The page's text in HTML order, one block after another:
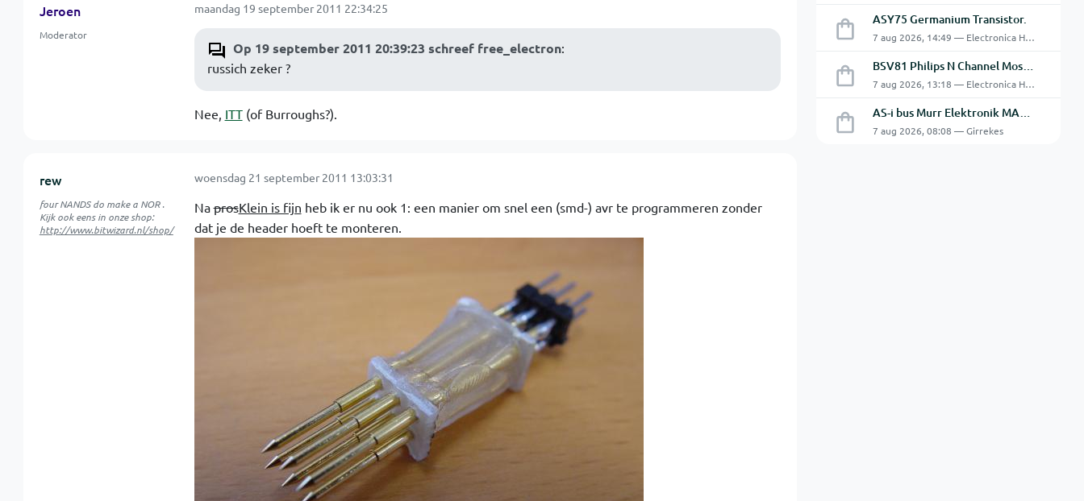
ASY75 Germanium Transistor.
7 aug 2026, 14:49 — Electronica Hobbyist
BSV81 Philips N Channel Mosfet Transistors.
7 aug 2026, 13:18 — Electronica Hobbyist
AS-i bus Murr Elektronik MASI20 AS-Interface I/O-module 56440
7 aug 2026, 08:08 — Girrekes
Jeroen
Moderator
maandag 19 september 2011 22:34:25
Op 19 september 2011 20:39:23 schreef free_electron:
russich zeker ?
Nee, ITT(of Burroughs?).
rew
four NANDS do make a NOR .
Kijk ook eens in onze shop:
http://www.bitwizard.nl/shop/
woensdag 21 september 2011 13:03:31
NaprosKlein is fijn heb ik er nu ook 1: een manier om snel een (smd-) avr te programmeren zonder
dat je de header hoeft te monteren.